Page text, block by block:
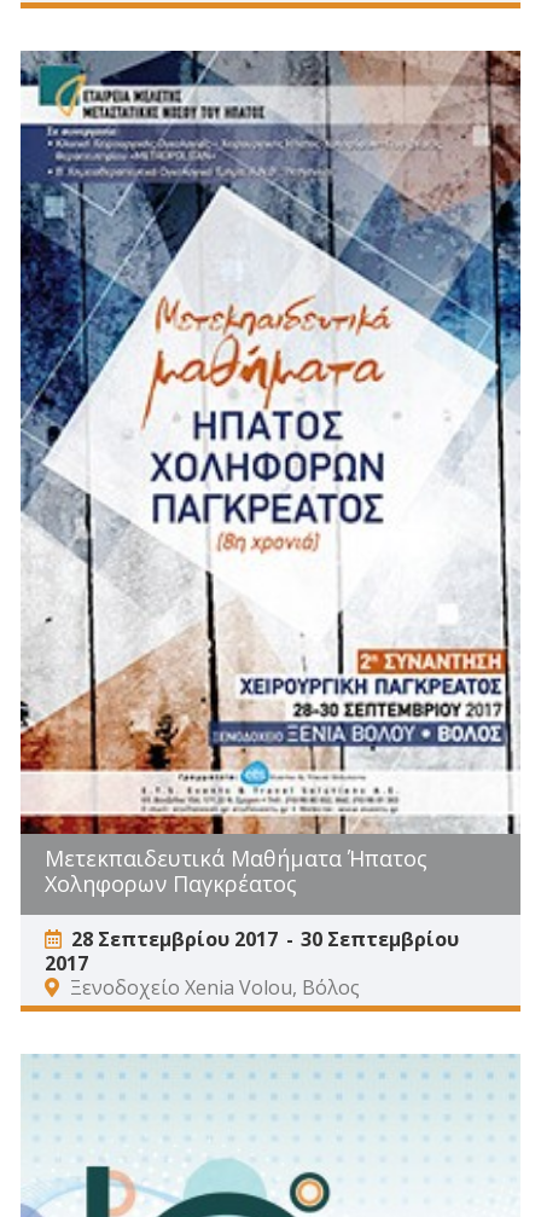
Μετεκπαιδευτικά Μαθήματα Ήπατος
Χοληφορων Παγκρέατος
28 Σεπτεμβρίου 2017
30 Σεπτεμβρίου
2017
Ξενοδοχείο Xenia Volou, Βόλος